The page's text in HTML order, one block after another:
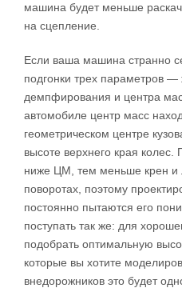
машина будет меньше
на сцепление.
Если ваша машина странно
подгонки трех параметров —
демпфирования и центра
автомобиле центр масс
геометрическом центре
высоте верхнего края
ниже ЦМ, тем меньше крен и
поворотах, поэтому
постоянно пытаются его
поступать так же: для
подобрать оптимальную
которые вы хотите
внедорожников это будет